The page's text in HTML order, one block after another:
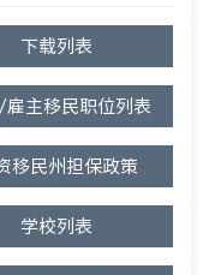
下载列表
雇主移民职位列表
移民州担保政策
学校列表